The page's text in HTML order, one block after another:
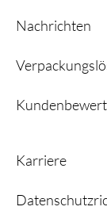
Nachrichten
Karriere